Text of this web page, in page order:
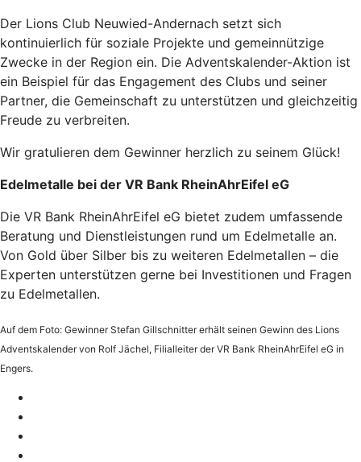
Der Lions Club Neuwied-Andernach setzt sich
kontinuierlich für soziale Projekte und gemeinnützige
Zwecke in der Region ein. Die Adventskalender-Aktion ist
ein Beispiel für das Engagement des Clubs und seiner
Partner, die Gemeinschaft zu unterstützen und gleichzeitig
Freude zu verbreiten.
Wir gratulieren dem Gewinner herzlich zu seinem Glück!
Edelmetalle bei der VR Bank RheinAhrEifel eG
Die VR Bank RheinAhrEifel eG bietet zudem umfassende
Beratung und Dienstleistungen rund um Edelmetalle an.
Von Gold über Silber bis zu weiteren Edelmetallen – die
Experten unterstützen gerne bei Investitionen und Fragen
zu Edelmetallen.
Auf dem Foto: Gewinner Stefan Gillschnitter erhält seinen Gewinn des Lions
Adventskalender von Rolf Jächel, Filialleiter der VR Bank RheinAhrEifel eG in
Engers.